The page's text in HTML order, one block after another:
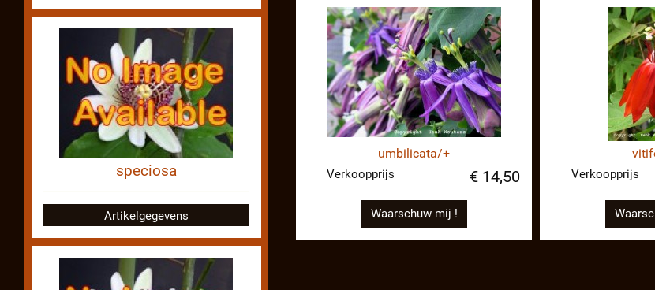
umbilicata/+
Verkoopprijs € 14,50
Waarschuw mij !
Verkoopprijs
speciosa
Artikelgegevens